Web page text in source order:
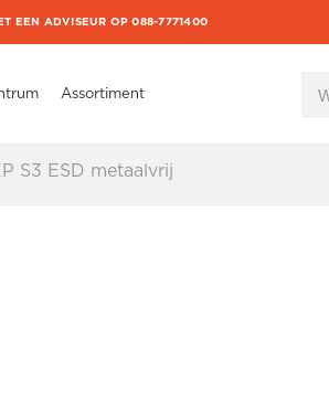
EEN ADVISEUR OP 088-7771400
Assortiment
S3 ESD metaalvrij